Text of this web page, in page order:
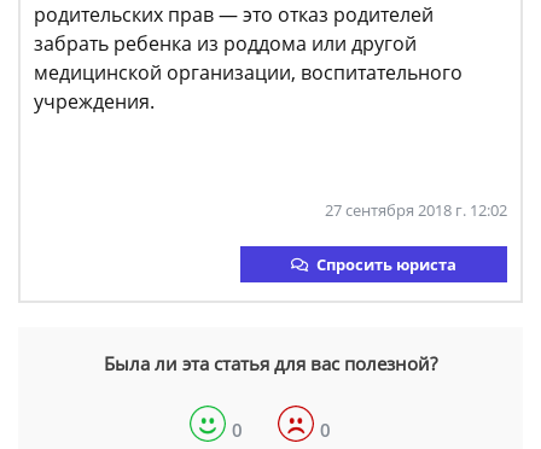
родительских прав — это отказ родителей
забрать ребенка из роддома или другой
медицинской организации, воспитательного
учреждения.
27 сентября 2018 г. 12:02
Спросить юриста
Была ли эта статья для вас полезной?
0 0